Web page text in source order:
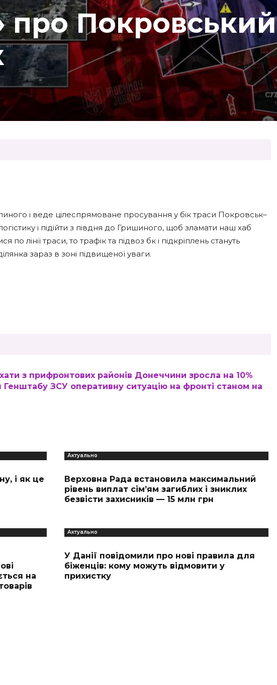
про Покровський
і веде цілеспрямоване просування у бік траси Покровськ–
і підійти з півдня до Гришиного, щоб зламати наш хаб
по лінії траси, то трафік та підвоз бк і підкріплень стануть
зараз в зоні підвищеної уваги.
з прифронтових районів Донеччини зросла на 10%
ЗСУ оперативну ситуацію на фронті станом на
і як це
Актуально
Верховна Рада встановила максимальний
рівень виплат сім’ям загиблих і зниклих
безвісти захисників — 15 млн грн
на
Актуально
У Данії повідомили про нові правила для
біженців: кому можуть відмовити у
прихистку